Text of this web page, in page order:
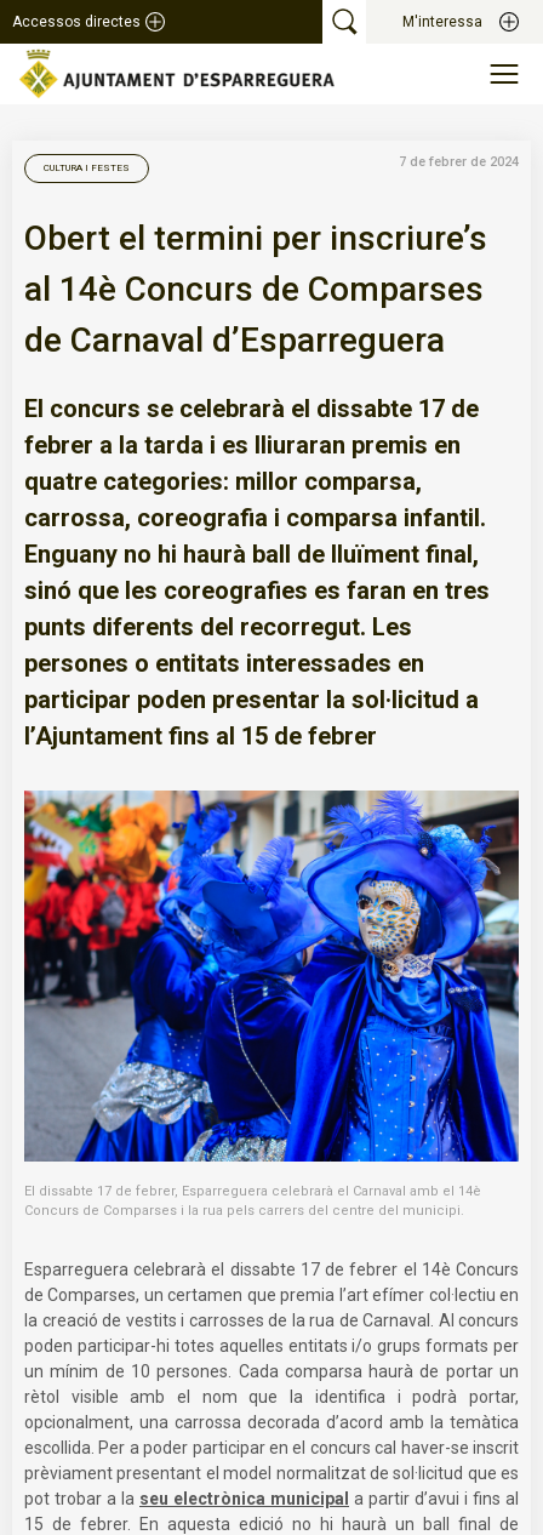
Accessos directes M'interessa
CULTURA I FESTES 7 de febrer de 2024
Obert el termini per inscriure’s
al 14è Concurs de Comparses
de Carnaval d’Esparreguera
El concurs se celebrarà el dissabte 17 de
febrer a la tarda i es lliuraran premis en
quatre categories: millor comparsa,
carrossa, coreografia i comparsa infantil.
Enguany no hi haurà ball de lluïment final,
sinó que les coreografies es faran en tres
punts diferents del recorregut. Les
persones o entitats interessades en
participar poden presentar la sol·licitud a
l’Ajuntament fins al 15 de febrer
El dissabte 17 de febrer, Esparreguera celebrarà el Carnaval amb el 14è
Concurs de Comparses i la rua pels carrers del centre del municipi.
Esparreguera celebrarà el dissabte 17 de febrer el 14è Concurs
de Comparses, un certamen que premia l’art efímer col·lectiu en
la creació de vestits i carrosses de la rua de Carnaval. Al concurs
poden participar-hi totes aquelles entitats i/o grups formats per
un mínim de 10 persones. Cada comparsa haurà de portar un
rètol visible amb el nom que la identifica i podrà portar,
opcionalment, una carrossa decorada d’acord amb la temàtica
escollida. Per a poder participar en el concurs cal haver-se inscrit
prèviament presentant el model normalitzat de sol·licitud que es
pot trobar a la seu electrònica municipal a partir d’avui i fins al
15 de febrer. En aquesta edició no hi haurà un ball final de